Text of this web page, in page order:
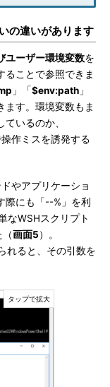
の違いがあります
ユーザー環境変数を
ることで参照できま
」「$env:path 」
ます。環境変数もま
いるのか、
作ミスを誘発する
やアプリケーショ
際にも「--%」を利
なWSHスクリプト
画面5）。
れると、その引数を